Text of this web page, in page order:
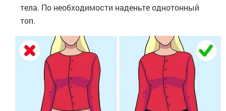
тела. По необходимости наденьте однотонный
топ.